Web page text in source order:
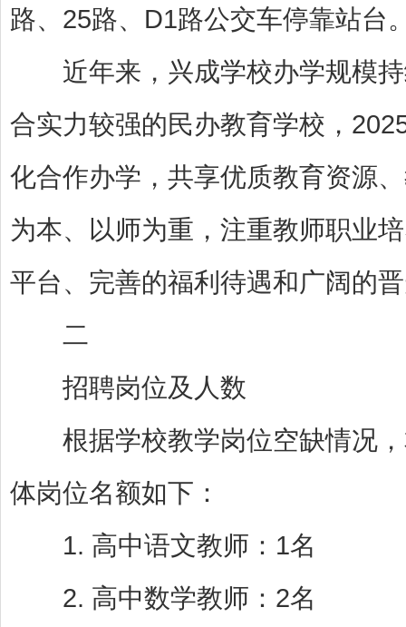
路、25路、D1路公交车停靠站台
近年来，兴成学校办学规模持
合实力较强的民办教育学校，
化合作办学，共享优质教育资源
为本、以师为重，注重教师职业
平台、完善的福利待遇和广阔的
二
招聘岗位及人数
根据学校教学岗位空缺情况，
体岗位名额如下：
1. 高中语文教师：1名
2. 高中数学教师：2名